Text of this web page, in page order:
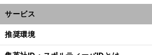
サービス
推奨環境